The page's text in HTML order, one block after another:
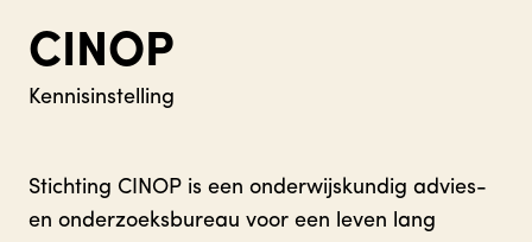
CINOP
Kennisinstelling
Stichting CINOP is een onderwijskundig advies-
en onderzoeksbureau voor een leven lang